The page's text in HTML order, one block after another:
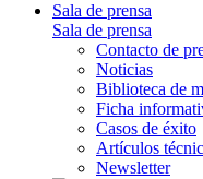
Sala de prensa
Sala de prensa
Contacto de
Noticias
Biblioteca de
Ficha
Casos de éxito
Artículos
Newsletter